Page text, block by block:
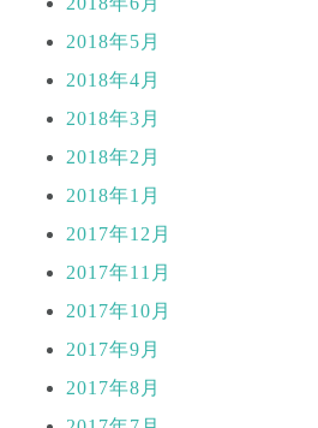
2018年5月
2018年4月
2018年3月
2018年2月
2018年1月
2017年12月
2017年11月
2017年10月
2017年9月
2017年8月